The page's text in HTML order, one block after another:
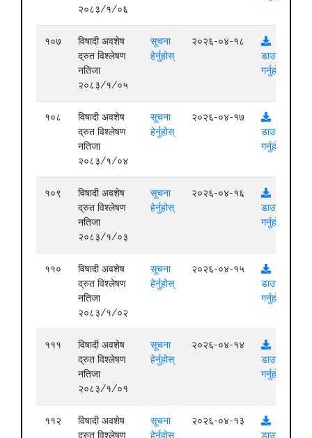
२०८३/१/०६
१०७
विषादी अवशेष
द्रुत विश्लेषण
नतिजा
२०८३/१/०५
सूचना
हेर्नुहोस्
२०२६-०४-१८
डाउनलोड
गर्नुहोस्
१०८
विषादी अवशेष
द्रुत विश्लेषण
नतिजा
२०८३/१/०४
सूचना
हेर्नुहोस्
२०२६-०४-१७
डाउनलोड
गर्नुहोस्
१०९
विषादी अवशेष
द्रुत विश्लेषण
नतिजा
२०८३/१/०३
सूचना
हेर्नुहोस्
२०२६-०४-१६
डाउनलोड
गर्नुहोस्
११०
विषादी अवशेष
द्रुत विश्लेषण
नतिजा
२०८३/१/०२
सूचना
हेर्नुहोस्
२०२६-०४-१५
डाउनलोड
गर्नुहोस्
१११
विषादी अवशेष
द्रुत विश्लेषण
नतिजा
२०८३/१/०१
सूचना
हेर्नुहोस्
२०२६-०४-१४
डाउनलोड
गर्नुहोस्
११२
विषादी अवशेष
द्रुत विश्लेषण
सूचना
हेर्नुहोस्
२०२६-०४-१३
डाउनलोड